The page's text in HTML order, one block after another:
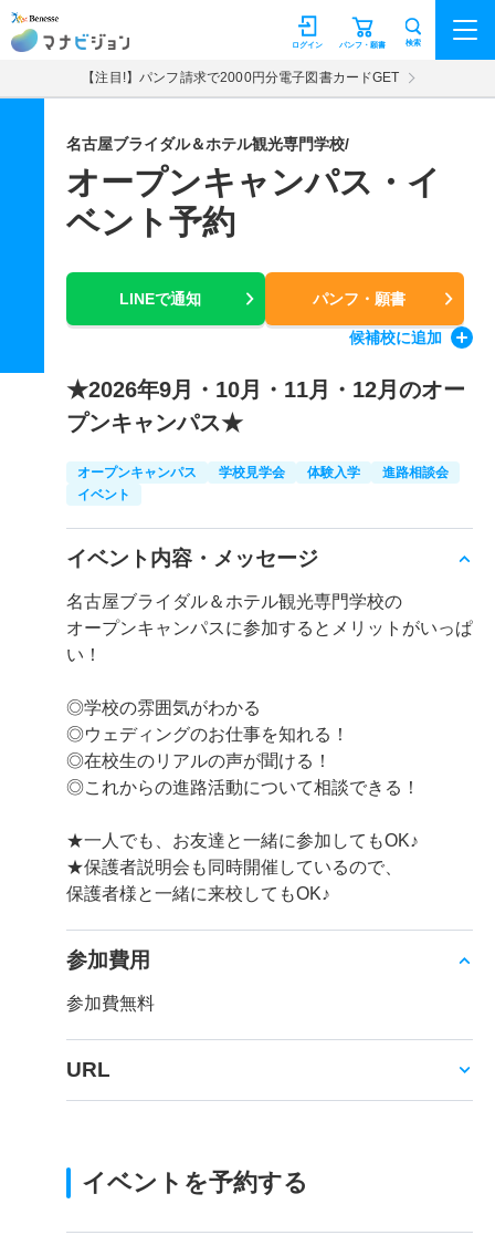
マナビジョン パンフ・願書
ログイン 検索
【注目!】パンフ請求で2000円分電子図書カードGET
名古屋ブライダル＆ホテル観光専門学校/
オープンキャンパス・イ
ベント予約
LINEで通知 パンフ・願書
候補校に追加
★2026年9月・10月・11月・12月のオー
プンキャンパス★
オープンキャンパス 学校見学会 体験入学
進路相談会
イベント
イベント内容・メッセージ
名古屋ブライダル＆ホテル観光専門学校の
オープンキャンパスに参加するとメリットがいっぱ
い！
◎学校の雰囲気がわかる
◎ウェディングのお仕事を知れる！
◎在校生のリアルの声が聞ける！
◎これからの進路活動について相談できる！
★一人でも、お友達と一緒に参加してもOK♪
★保護者説明会も同時開催しているので、
保護者様と一緒に来校してもOK♪
参加費用
参加費無料
URL
イベントを予約する